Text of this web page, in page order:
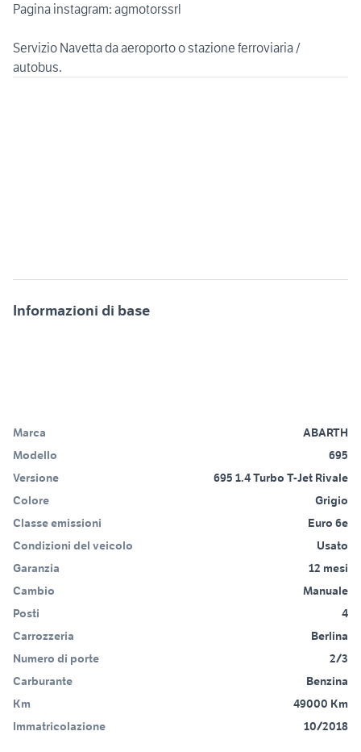
Pagina instagram: agmotorssrl
Servizio Navetta da aeroporto o stazione ferroviaria /
Informazioni di base
Marca
ABARTH
Modello
695
Versione
695 1.4 Turbo T-Jet Rivale
Colore
Grigio
Classe emissioni
Euro 6e
Condizioni del veicolo
Usato
Garanzia
12 mesi
Cambio
Manuale
Posti
4
Carrozzeria
Berlina
Numero di porte
2/3
Carburante
Benzina
Km
49000 Km
Immatricolazione
10/2018